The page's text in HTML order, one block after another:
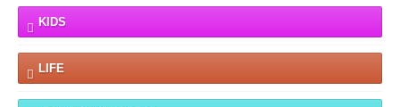
KIDS
LIFE